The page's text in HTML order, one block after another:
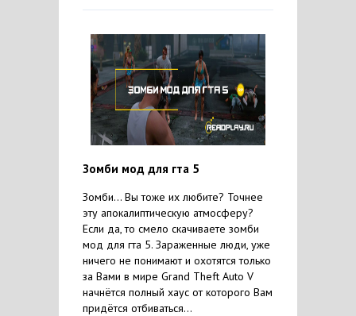
Зомби мод для гта 5
Зомби... Вы тоже их любите? Точнее
эту апокалиптическую атмосферу?
Если да, то смело скачиваете зомби
мод для гта 5. Зараженные люди, уже
ничего не понимают и охотятся только
за Вами в мире Grand Theft Auto V
начнётся полный хаус от которого Вам
придётся отбиваться...